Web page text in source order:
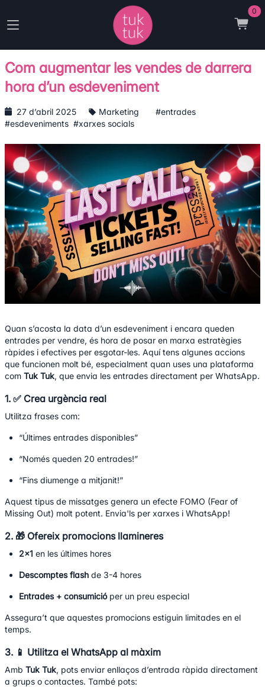
0
Com augmentar les vendes de darrera
hora d’un esdeveniment
27 d’abril 2025 Marketing
#entrades
#esdeveniments #xarxes socials
Quan s’acosta la data d’un esdeveniment i encara queden
entrades per vendre, és hora de posar en marxa estratègies
ràpides i efectives per esgotar-les. Aquí tens algunes accions
que funcionen molt bé, especialment quan uses una plataforma
com Tuk Tuk, que envia les entrades directament per WhatsApp.
1. ✅ Crea urgència real
Utilitza frases com:
“Últimes entrades disponibles”
“Només queden 20 entrades!”
“Fins diumenge a mitjanit!”
Aquest tipus de missatges genera un efecte FOMO (Fear of
Missing Out) molt potent. Envia'ls per xarxes i WhatsApp!
2. 🎁 Ofereix promocions llamineres
2x1 en les últimes hores
Descomptes flash de 3-4 hores
Entrades + consumicióper un preu especial
Assegura’t que aquestes promocions estiguin limitades en el
temps.
3. 📱 Utilitza el WhatsApp al màxim
Amb Tuk Tuk, pots enviar enllaços d’entrada ràpida directament
a grups o contactes. També pots: